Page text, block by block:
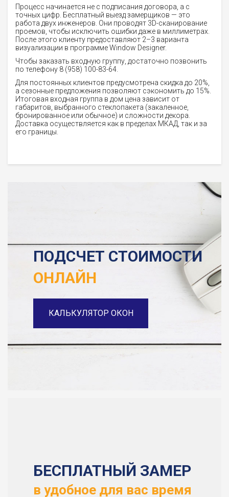
Процесс начинается не с подписания договора, а с
точных цифр. Бесплатный выезд замерщиков — это
работа двух инженеров. Они проводят 3D-сканирование
проемов, чтобы исключить ошибки даже в миллиметрах.
После этого клиенту предоставляют 2–3 варианта
визуализации в программе Window Designer.
Чтобы заказать входную группу, достаточно позвонить
по телефону 8 (958) 100-83-64.
Для постоянных клиентов предусмотрена скидка до 20%,
а сезонные предложения позволяют сэкономить до 15%.
Итоговая входная группа в дом цена зависит от
габаритов, выбранного стеклопакета (закаленное,
бронированное или обычное) и сложности декора.
Доставка осуществляется как в пределах МКАД, так и за
его границы.
ПОДСЧЕТ СТОИМОСТИ
ОНЛАЙН
КАЛЬКУЛЯТОР ОКОН
БЕСПЛАТНЫЙ ЗАМЕР
в удобное для вас время